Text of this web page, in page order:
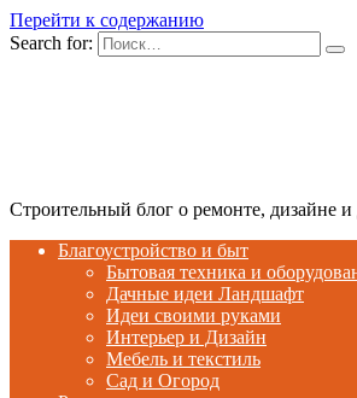
Перейти к содержанию
Search for:
Строительный блог о ремонте, дизайне и
Благоустройство и быт
Бытовая техника и
Дачные идеи Ландшафт
Идеи своими руками
Интерьер и Дизайн
Мебель и текстиль
Сад и Огород